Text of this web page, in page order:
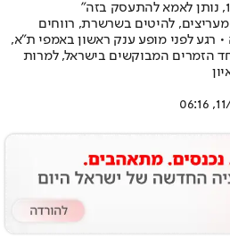
מעריצים, להיטים בשרשרת, רווחים
רגע לפני מופע ענק ראשון באמפי ת"א,
הפך לאחד הזמרים המבוקשים בישראל, למרות
11/